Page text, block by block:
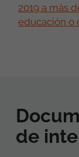
2019 a más
educación o
de